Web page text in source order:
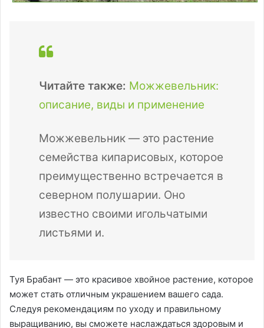
Читайте также: Можжевельник:
описание, виды и применение
Можжевельник — это растение
семейства кипарисовых, которое
преимущественно встречается в
северном полушарии. Оно
известно своими игольчатыми
листьями и.
Туя Брабант — это красивое хвойное растение, которое
может стать отличным украшением вашего сада.
Следуя рекомендациям по уходу и правильному
выращиванию, вы сможете наслаждаться здоровым и